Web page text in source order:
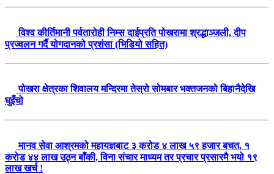
विश्व कीर्तिमानी पर्वतारोही निम्स दाईप्रति पोखरामा श्रद्धाञ्जली, दीप
प्रज्वलन गर्दै योगदानको प्रशंसा (भिडियो सहित)
पोखरा क्षेत्रका शिवालय मन्दिरमा तेस्रो सोमबार भक्तजनको बिहानैदेखि
घुइँचो
मानव सेवा आश्रमको महायज्ञबाट ३ करोड ४ लाख ५९ हजार बचत, १
करोड ४४ लाख उठ्न बाँकी, विना संचार माध्यम तर प्रचार प्रसारमै भयो १९
लाख खर्च !